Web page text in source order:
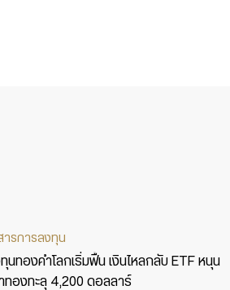
ารการลงทุน
นทองคำโลกเริ่มฟื้น เงินไหลกลับ ETF หนุน
ทองทะลุ 4,200 ดอลลาร์